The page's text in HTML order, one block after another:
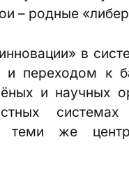
– родные
в
и переходом к
и научных
теми же